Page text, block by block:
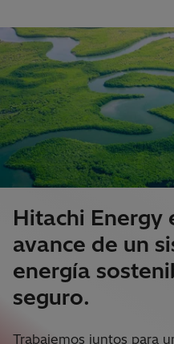
Hitachi Energy
avance de un
energía
seguro.
Trabajemos juntos para